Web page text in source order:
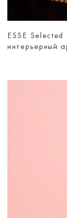
ESSE
интерьерный